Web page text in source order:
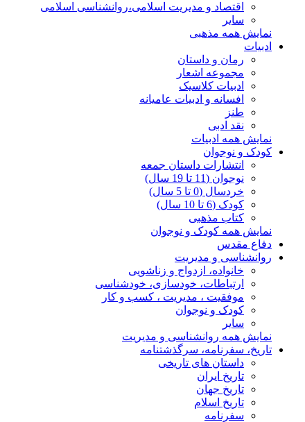
اقتصاد و مدیریت اسلامی،روانشناسی اسلامی
سایر
نمایش همه مذهبی
ادبیات
رمان و داستان
مجموعه اشعار
ادبیات کلاسیک
افسانه و ادبیات عامیانه
طنز
نقد ادبی
نمایش همه ادبیات
کودک و نوجوان
انتشارات داستان جمعه
نوجوان (11 تا 19 سال)
خردسال (0 تا 5 سال)
کودک (6 تا 10 سال)
کتاب مذهبی
نمایش همه کودک و نوجوان
دفاع مقدس
روانشناسی و مدیریت
خانواده، ازدواج و زناشویی
ارتباطات، خودسازی، خودشناسی
موفقیت ، مدیریت ، کسب و کار
کودک و نوجوان
سایر
نمایش همه روانشناسی و مدیریت
تاریخ، سفرنامه، سرگذشتنامه
داستان های تاریخی
تاریخ ایران
تاریخ جهان
تاریخ اسلام
سفرنامه